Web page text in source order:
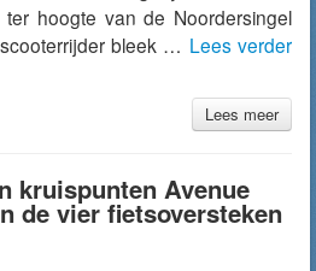
ter hoogte van de Noordersingel
bleek … Lees verder
Lees meer
kruispunten Avenue
de vier fietsoversteken